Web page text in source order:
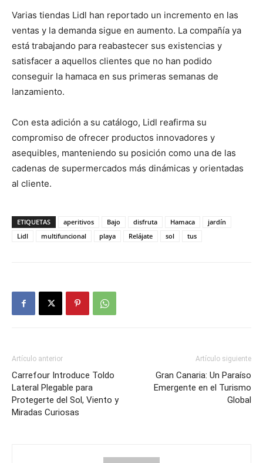
Varias tiendas Lidl han reportado un incremento en las
ventas y la demanda sigue en aumento. La compañía ya
está trabajando para reabastecer sus existencias y
satisfacer a aquellos clientes que no han podido
conseguir la hamaca en sus primeras semanas de
lanzamiento.
Con esta adición a su catálogo, Lidl reafirma su
compromiso de ofrecer productos innovadores y
asequibles, manteniendo su posición como una de las
cadenas de supermercados más dinámicas y orientadas
al cliente.
ETIQUETAS aperitivos Bajo disfruta Hamaca
jardín
Lidl
multifuncional playa Relájate sol tus
Artículo anterior
Carrefour Introduce Toldo
Lateral Plegable para
Protegerte del Sol, Viento y
Miradas Curiosas
Artículo siguiente
Gran Canaria: Un Paraíso
Emergente en el Turismo
Global